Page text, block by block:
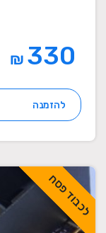
₪
להזמנה
לכבוד פסח